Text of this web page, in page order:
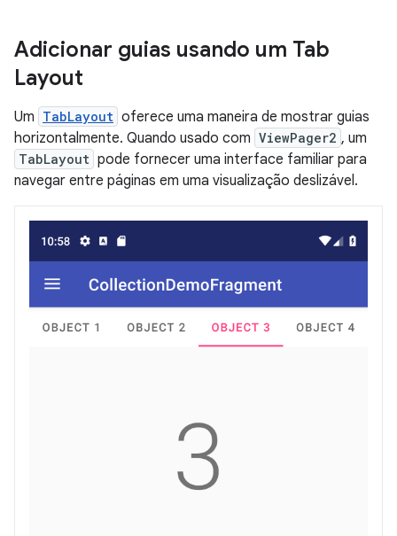
Adicionar guias usando um Tab
Layout
Um TabLayout oferece uma maneira de mostrar guias
horizontalmente. Quando usado com ViewPager2 , um
TabLayout pode fornecer uma interface familiar para
navegar entre páginas em uma visualização deslizável.